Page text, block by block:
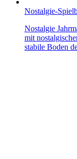
Nostalgie-
Nostalgie
mit
stabile Boden